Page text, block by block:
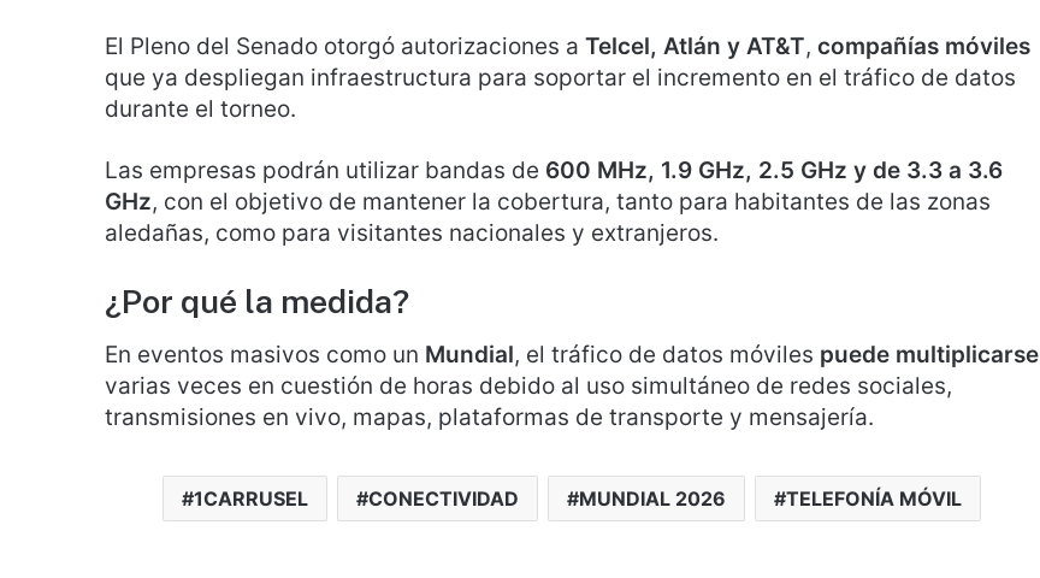
El Pleno del Senado otorgó autorizaciones a Telcel, Atlán y AT&T, compañías móviles
que ya despliegan infraestructura para soportar el incremento en el tráfico de datos
durante el torneo.
Las empresas podrán utilizar bandas de 600 MHz, 1.9 GHz, 2.5 GHz y de 3.3 a 3.6
GHz, con el objetivo de mantener la cobertura, tanto para habitantes de las zonas
aledañas, como para visitantes nacionales y extranjeros.
¿Por qué la medida?
En eventos masivos como un Mundial, el tráfico de datos móviles puede multiplicarse
varias veces en cuestión de horas debido al uso simultáneo de redes sociales,
transmisiones en vivo, mapas, plataformas de transporte y mensajería.
1CARRUSEL CONECTIVIDAD MUNDIAL 2026 TELEFONÍA MÓVIL